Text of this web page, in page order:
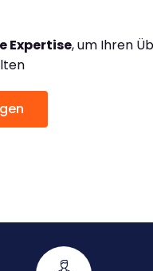
Expertise, um Ihren